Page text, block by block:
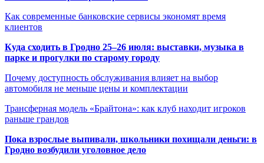
Как современные банковские сервисы экономят время
клиентов
Куда сходить в Гродно 25–26 июля: выставки, музыка в
парке и прогулки по старому городу
Почему доступность обслуживания влияет на выбор
автомобиля не меньше цены и комплектации
Трансферная модель «Брайтона»: как клуб находит игроков
раньше грандов
Пока взрослые выпивали, школьники похищали деньги: в
Гродно возбудили уголовное дело